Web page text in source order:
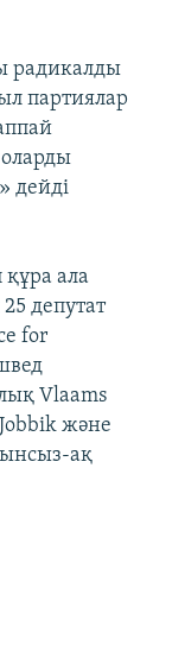
радикалды
партиялар
дейді
ала
депутат
for
Vlaams
және
ақ